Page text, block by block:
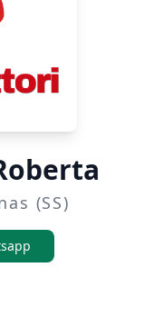
(SS)